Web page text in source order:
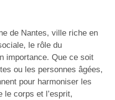
de Nantes, ville riche en
le rôle du
importance. Que ce soit
ou les personnes âgées,
pour harmoniser les
le corps et l’esprit,